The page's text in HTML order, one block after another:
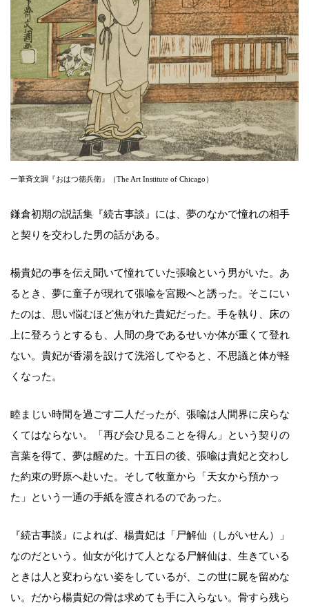
一筆斉文調『おはつ徳兵衛』（The Art Institute of Chicago）
鎌倉初期の説話集『続古事談』には、夢のなかで憧れの相手
と契りを交わした男の話がある。
楊貴妃の事を伝え聞いて憧れていた張喩という男がいた。あ
るとき、夢に童子が現れて張喩を宮殿へと誘った。そこにい
たのは、思い悩むほど焦がれた貴妃だった。手を執り、床の
上に登ろうとするも、人間の身であるせいか体が重くて登れ
ない。貴妃が香湯を設けて洗浴してやると、不思議と体が軽
くなった。
睦まじい時間を過ごす二人だったが、張喩は人間界に戻らな
くてはならない。「再び会ひ見ることを得ん」という契りの
言葉を得て、夢は醒めた。十五日の後、張喩は貴妃と交わし
た約束の野原へ赴いた。そして牧童から「天女から預かっ
た」という一通の手紙を渡されるのであった。
『続古事談』によれば、楊貴妃は「尸解仙（しがいせん）」
なのだという。仙女が化けて人となる尸解仙は、生きている
ときは人と変わらない姿をしているが、この世に屍を留めな
い。だから楊貴妃の骨は求めても手に入らない。骨すら残ら